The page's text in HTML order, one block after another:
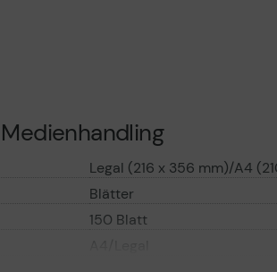
Legal (216 x 356 mm)/A4
Blätter
150 Blatt